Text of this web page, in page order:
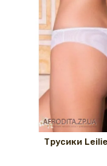
Трусики